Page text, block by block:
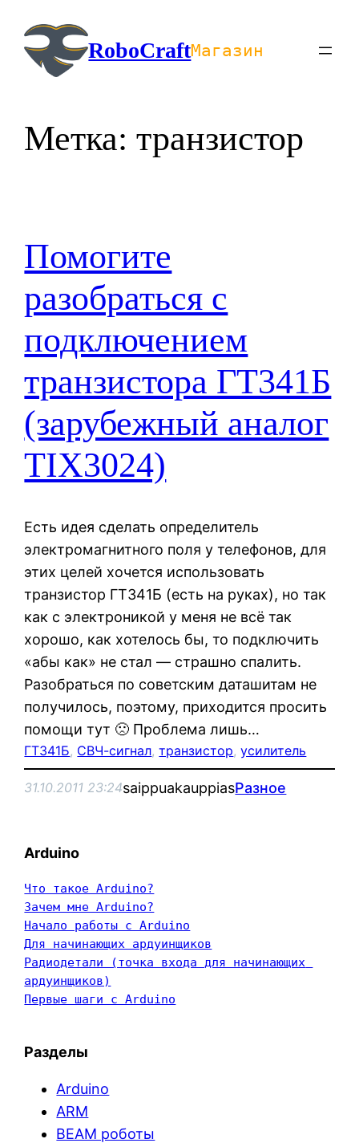
содержимомуRoboCraftМагазин
Метка:транзистор
Помогите
разобраться с
подключением
транзистора ГТ341Б
(зарубежный аналог
TIX3024)
Есть идея сделать определитель
электромагнитного поля у телефонов, для
этих целей хочется использовать
транзистор ГТ341Б (есть на руках), но так
как с электроникой у меня не всё так
хорошо, как хотелось бы, то подключить
«абы как» не стал — страшно спалить.
Разобраться по советским даташитам не
получилось, поэтому, приходится просить
помощи тут 🙁 Проблема лишь…
ГТ341Б, СВЧ-сигнал, транзистор, усилитель
31.10.2011 23:24saippuakauppiasРазное
Arduino
Что такое Arduino?
Зачем мне Arduino?
Начало работы с Arduino
Для начинающих ардуинщиков
Радиодетали (точка входа для начинающих
ардуинщиков)
Первые шаги с Arduino
Разделы
Arduino
ARM
BEAM роботы